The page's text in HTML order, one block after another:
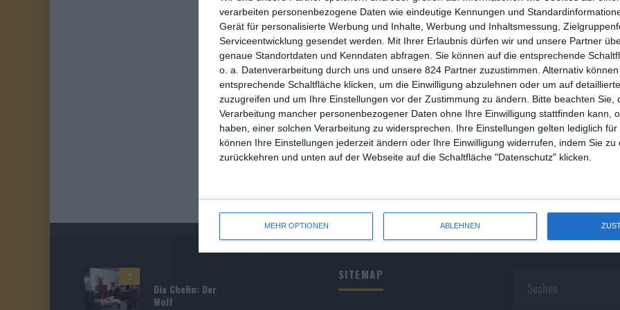
verarbeiten personenbezogene Daten wie eindeutige Kennungen und
Gerät für personalisierte Werbung und Inhalte, Werbung und Inhaltsmessung,
Serviceentwicklung gesendet werden.
Mit Ihrer Erlaubnis dürfen wir und unsere Partner
genaue Standortdaten und Kenndaten abfragen. Sie können auf die entsprechende
o. a. Datenverarbeitung durch uns und unsere 824 Partner zuzustimmen. Alternativ
entsprechende Schaltfläche klicken, um die Einwilligung abzulehnen oder um auf
zuzugreifen und um Ihre Einstellungen vor der Zustimmung zu ändern.
Bitte beachten Sie,
Verarbeitung mancher personenbezogener Daten ohne Ihre Einwilligung stattfinden kann,
haben, einer solchen Verarbeitung zu widersprechen. Ihre Einstellungen gelten lediglich
können Ihre Einstellungen jederzeit ändern oder Ihre Einwilligung widerrufen, indem Sie zu
zurückkehren und unten auf der Webseite auf die Schaltfläche "Datenschutz" klicken.
MEHR OPTIONEN ABLEHNEN
5
Die Chefin: Der
Wolf
SITEMAP